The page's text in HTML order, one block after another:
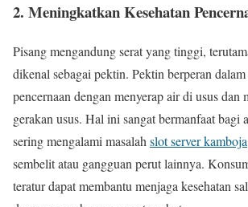
2. Meningkatkan Kesehatan
Pisang mengandung serat yang tinggi,
dikenal sebagai pektin. Pektin berperan
pencernaan dengan menyerap air di usus dan
gerakan usus. Hal ini sangat bermanfaat bagi
sering mengalami masalah slot server kamboja
sembelit atau gangguan perut lainnya.
teratur dapat membantu menjaga kesehatan